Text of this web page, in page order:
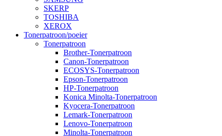
SKERP
TOSHIBA
XEROX
Tonerpatroon/poeier
Tonerpatroon
Brother-Tonerpatroon
Canon-Tonerpatroon
ECOSYS-Tonerpatroon
Epson-Tonerpatroon
HP-Tonerpatroon
Konica Minolta-Tonerpatroon
Kyocera-Tonerpatroon
Lemark-Tonerpatroon
Lenovo-Tonerpatroon
Minolta-Tonerpatroon